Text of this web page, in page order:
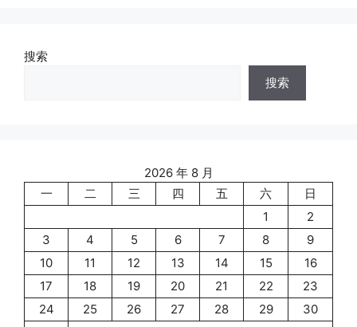
搜索
搜索
2026 年 8 月
一
二 三 四 五 六
日
1
2
3
4 5 6 7 8
9
10
11 12 13 14 15
16
17
18 19 20 21 22
23
24
25 26 27 28 29
30